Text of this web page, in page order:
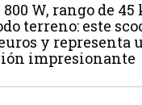
W, rango de 45
terreno: este
y representa
impresionante